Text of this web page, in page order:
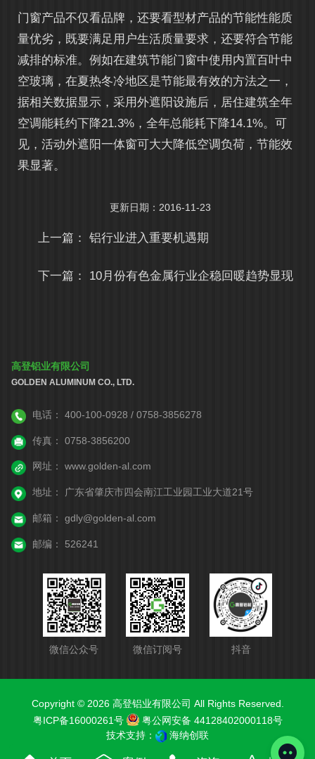
门窗产品不仅看品牌，还要看型材产品的节能性能质
量优劣，既要满足用户生活质量要求，还要符合节能
减排的标准。例如在建筑节能门窗中使用内置百叶中
空玻璃，在夏热冬冷地区是节能最有效的方法之一，
据相关数据显示，采用外遮阳设施后，居住建筑全年
空调能耗约下降21.3%，全年总能耗下降14.1%。可
见，活动外遮阳一体窗可大大降低空调负荷，节能效
果显著。
更新日期：2016-11-23
上一篇：铝行业进入重要机遇期
下一篇： 10月份有色金属行业企稳回暖趋势显现
高登铝业有限公司
GOLDEN ALUMINUM CO., LTD.
电话： 400-100-0928 / 0758-3856278
传真： 0758-3856200
网址： www.golden-al.com
地址： 广东省肇庆市四会南江工业园工业大道21号
邮箱： gdly@golden-al.com
邮编： 526241
微信公众号 微信订阅号 抖音
Copyright © 2026 高登铝业有限公司 All Rights Reserved.
粤ICP备16000261号
粤公网安备 44128402000118号
技术支持：
海纳创联